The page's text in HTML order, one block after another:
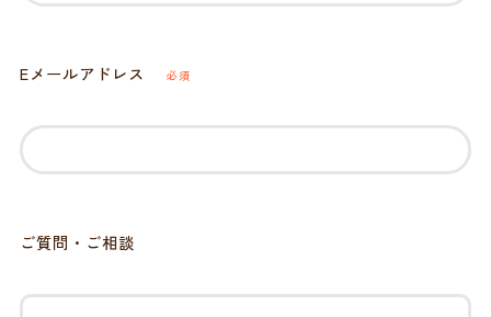
Eメールアドレス 必須
ご質問・ご相談